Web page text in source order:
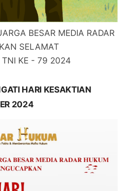
BESAR MEDIA RADAR
SELAMAT
TNI KE - 79 2024
HARI KESAKTIAN
2024